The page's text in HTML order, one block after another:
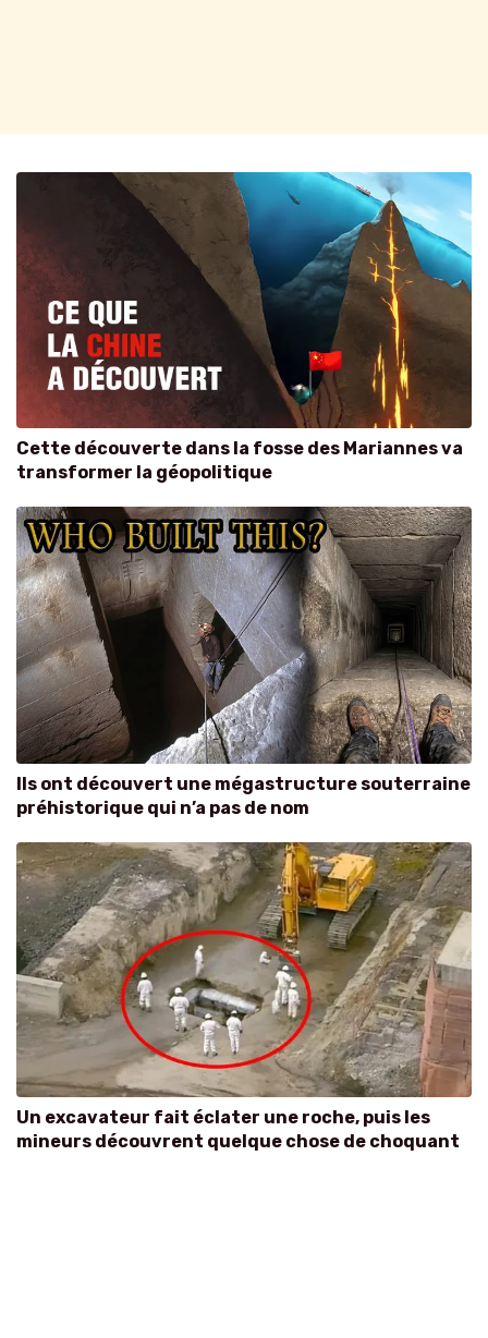
Cette découverte dans la fosse des Mariannes va
transformer la géopolitique
Ils ont découvert une mégastructure souterraine
préhistorique qui n’a pas de nom
Un excavateur fait éclater une roche, puis les
mineurs découvrent quelque chose de choquant